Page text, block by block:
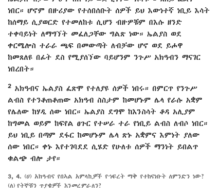
ነበር። ሆኖም በዙሪያው የተሰበሰቡት ሰዎች ይህ እውነተኛ ነቢይ እሳት
ከሰማይ ሲያወርድ የተመለከቱ ሲሆን ብዙዎቹም በእሱ ዘንድ
ተቀባይነት ለማግኘት መፈለጋቸው ግልጽ ነው። ኤልያስ ወደ
ቀርሜሎስ ተራራ ጫፍ በመውጣት ለብቻው ሆኖ ወደ ይሖዋ
ከመጸለዩ በፊት ደስ የሚያሰኘው ባይሆንም ንጉሥ አክዓብን ማናገር
ነበረበት።
2 አክዓብና ኤልያስ ፈጽሞ የተለያዩ ሰዎች ነበሩ። በምርጥ የንጉሥ
ልብስ የተንቆጠቆጠው አክዓብ ስስታም ከመሆኑም ሌላ የራሱ አቋም
የሌለው ከሃዲ ሰው ነበር። ኤልያስ ደግሞ ከእንስሳት ቆዳ አሊያም
ከግመል ወይም ከፍየል ፀጉር የተሠራ ተራ የነቢይ ልብስ ለብሶ ነበር።
ይህ ነቢይ በጣም ደፋር ከመሆኑም ሌላ ጽኑ አቋምና እምነት ያለው
ሰው ነበር። ቀኑ እየተገባደደ ሲሄድ የሁለቱ ሰዎች ማንነት ይበልጥ
ቁልጭ ብሎ ታየ።
3, 4. (ሀ) አክዓብና የበኣል አምላኪዎች የኀፍረት ማቅ የተከናነቡት ለምንድን ነው?
(ለ) የትኞቹን ጥያቄዎች እንመረምራለን?